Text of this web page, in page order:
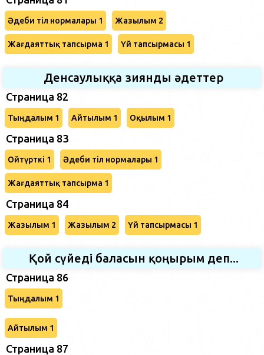
Әдеби тіл нормалары 1 Жазылым 2
Жағдаяттық тапсырма 1 Үй тапсырмасы 1
Денсаулыққа зиянды әдеттер
Страница 82
Тыңдалым 1 Айтылым 1 Оқылым 1
Страница 83
Ойтүрткі 1 Әдеби тіл нормалары 1
Жағдаяттық тапсырма 1
Страница 84
Жазылым 1 Жазылым 2 Үй тапсырмасы 1
Қой сүйеді баласын қоңырым деп...
Страница 86
Тыңдалым 1
Айтылым 1
Страница 87